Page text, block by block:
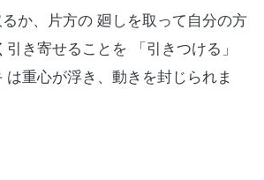
か、片方の 廻しを取って自分の方
き寄せることを 「引きつける」
は重心が浮き、動きを封じられま